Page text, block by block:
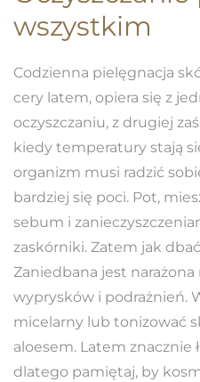
wszystkim
Codzienna pielęgnacja
cery latem, opiera się z
oczyszczaniu, z drugiej
kiedy temperatury stają
organizm musi radzić
bardziej się poci. Pot,
sebum i
zaskórniki. Zatem jak
Zaniedbana jest narażona
wyprysków i podrażnień.
micelarny lub tonizować
aloesem. Latem znacznie
dlatego pamiętaj, by